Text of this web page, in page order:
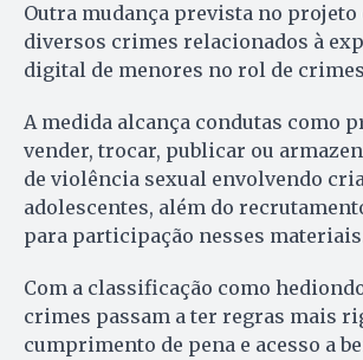
Outra mudança prevista no projeto
diversos crimes relacionados à
digital de menores no rol de
A medida alcança condutas como
vender, trocar, publicar ou
de violência sexual envolvendo
adolescentes, além do
para participação nesses
Com a classificação como
crimes passam a ter regras mais
cumprimento de pena e acesso a